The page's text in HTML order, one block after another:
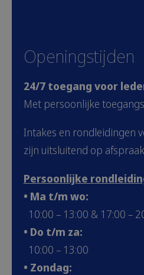
Openingstijden
24/7 toegang voor
Met persoonlijke
Intakes en rondleidingen
zijn uitsluitend op
Persoonlijke
• Ma t/m wo:
10:00 – 13:00 & 17:00 –
• Do t/m za:
10:00 – 13:00
• Zondag: